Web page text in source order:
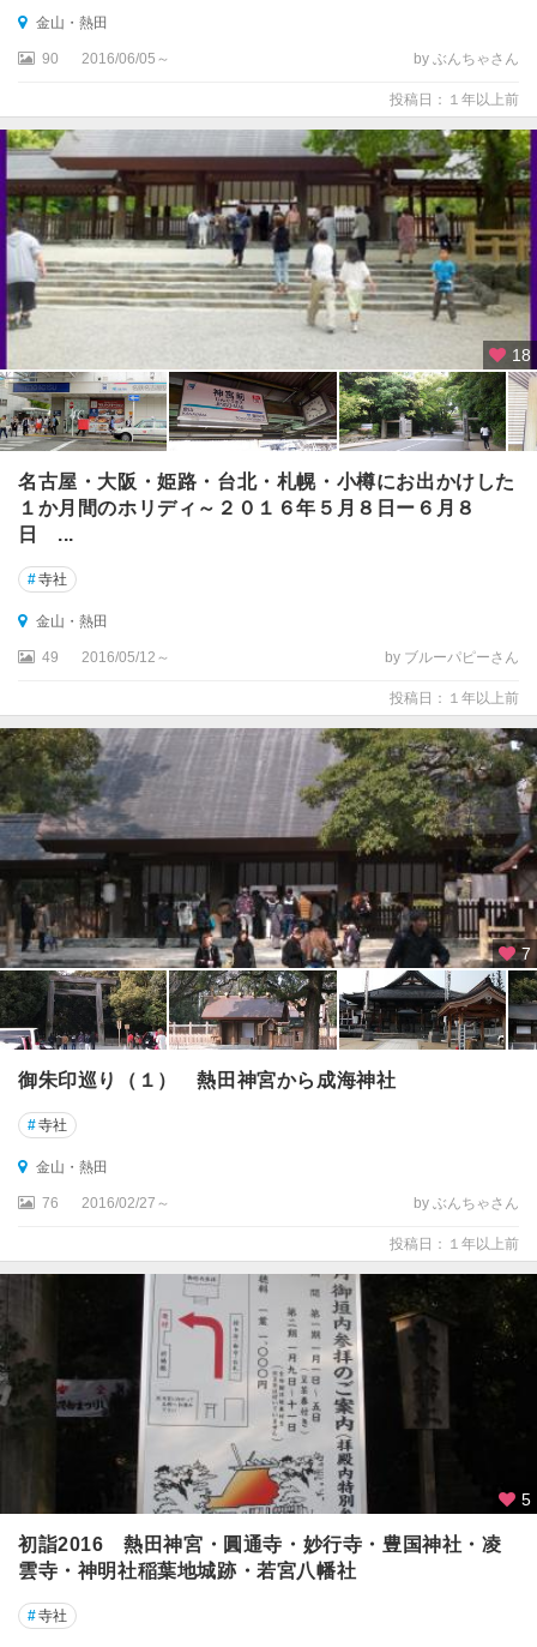
金山・熱田
90 2016/06/05～ by ぶんちゃさん
投稿日：１年以上前
18
名古屋・大阪・姫路・台北・札幌・小樽にお出かけした
１か月間のホリディ～２０１６年５月８日ー６月８
日 ...
#寺社
金山・熱田
49 2016/05/12～ by ブルーパピーさん
投稿日：１年以上前
7
御朱印巡り（１） 熱田神宮から成海神社
#寺社
金山・熱田
76 2016/02/27～ by ぶんちゃさん
投稿日：１年以上前
5
初詣2016 熱田神宮・圓通寺・妙行寺・豊国神社・凌
雲寺・神明社稲葉地城跡・若宮八幡社
#寺社